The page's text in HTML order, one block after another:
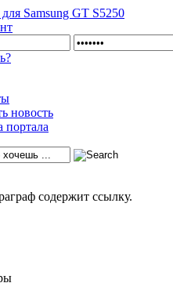
Samsung GT S5250
новость
портала
содержит ссылку.